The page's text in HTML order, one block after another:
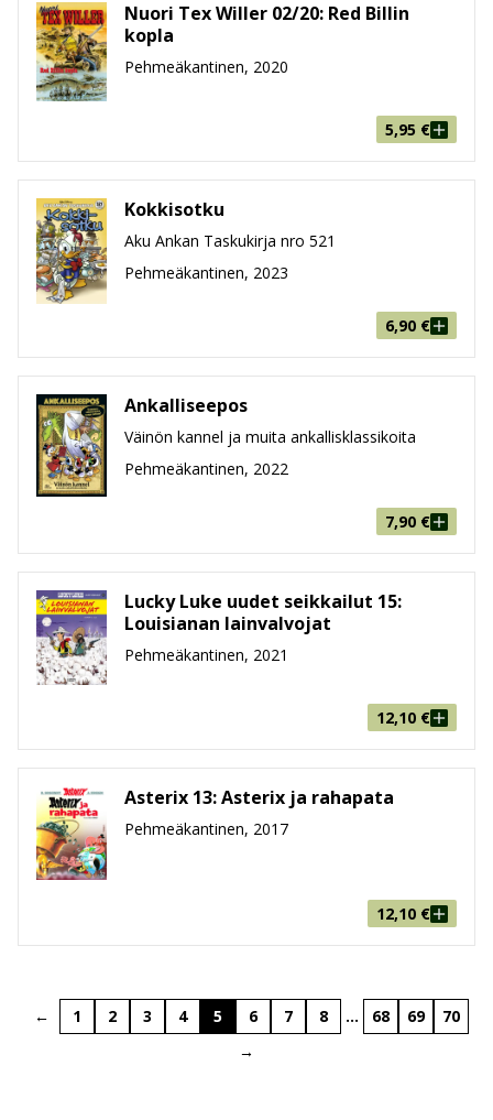
Nuori Tex Willer 02/20: Red Billin
kopla
Pehmeäkantinen, 2020
5,95 €
Kokkisotku
Aku Ankan Taskukirja nro 521
Pehmeäkantinen, 2023
6,90 €
Ankalliseepos
Väinön kannel ja muita ankallisklassikoita
Pehmeäkantinen, 2022
7,90 €
Lucky Luke uudet seikkailut 15:
Louisianan lainvalvojat
Pehmeäkantinen, 2021
12,10 €
Asterix 13: Asterix ja rahapata
Pehmeäkantinen, 2017
12,10 €
← 1 2 3 4 5 6 7 8 … 68 69
70
→